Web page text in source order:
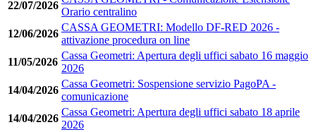
22/07/2026
Orario centralino
12/06/2026
CASSA GEOMETRI: Modello DF-RED 2026 -
attivazione procedura on line
11/05/2026
Cassa Geometri: Apertura degli uffici sabato 16 maggio
2026
14/04/2026
Cassa Geometri: Sospensione servizio PagoPA -
comunicazione
14/04/2026
Cassa Geometri: Apertura degli uffici sabato 18 aprile
2026